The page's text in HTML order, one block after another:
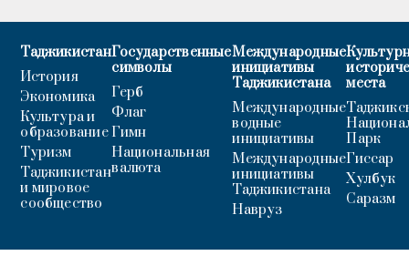
Таджикистан
История
Экономика
Культура и
образование
Туризм
Таджикистан
и мировое
сообщество
Государственные
символы
Герб
Флаг
Гимн
Национальная
валюта
Международные
инициативы
Таджикистана
Международные
водные
инициативы
Международные
инициативы
Таджикистана
Навруз
места
Парк
Гиссар
Хулбук
Саразм